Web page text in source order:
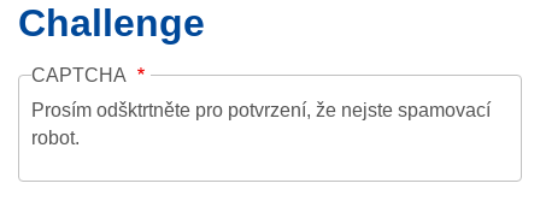
Challenge
CAPTCHA
Prosím odšktrtněte pro potvrzení, že nejste spamovací
robot.